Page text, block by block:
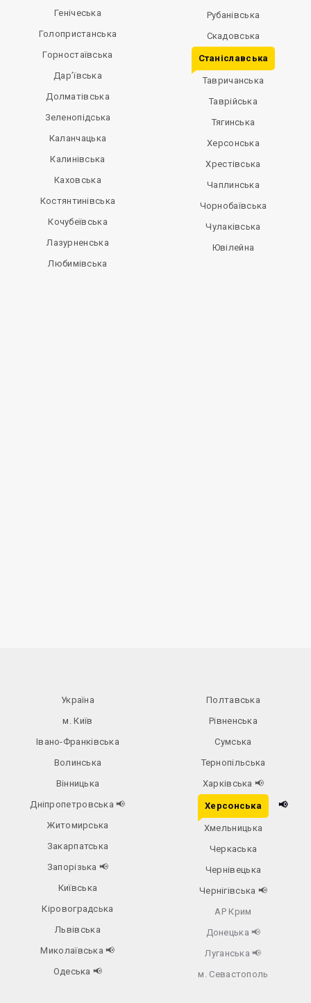
Генічеська
Голопристанська
Горностаївська
Дар’ївська
Долматівська
Зеленопідська
Каланчацька
Калинівська
Каховська
Костянтинівська
Кочубеївська
Лазурненська
Любимівська
Рубанівська
Скадовська
Станіславська
Тавричанська
Таврійська
Тягинська
Херсонська
Хрестівська
Чаплинська
Чорнобаївська
Чулаківська
Ювілейна
Україна
м. Київ
Івано-Франківська
Волинська
Вінницька
Дніпропетровська📢
Житомирська
Закарпатська
Запорізька 📢
Київська
Кіровоградська
Львівська
Миколаївська📢
Одеська📢
Полтавська
Рівненська
Сумська
Тернопільська
Харківська 📢
Херсонська 📢
Хмельницька
Черкаська
Чернівецька
Чернігівська 📢
АР Крим
Донецька 📢
Луганська 📢
м. Севастополь